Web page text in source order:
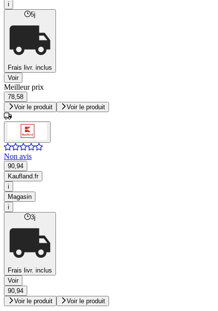
i
5j
Frais livr. inclus
Voir
Meilleur prix
78,58
Voir le produit
Voir le produit
Non avis
90,94
Kaufland.fr
i
Magasin
i
3j
Frais livr. inclus
Voir
90,94
Voir le produit
Voir le produit